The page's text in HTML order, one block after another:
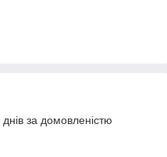
за домовленістю